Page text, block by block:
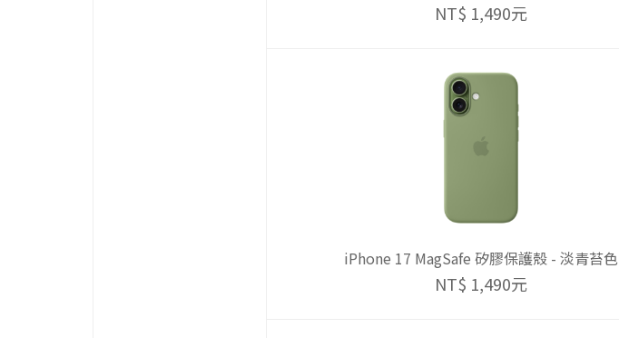
NT$ 1,490元
iPhone 17 MagSafe 矽膠保護殼 - 淡青苔色
NT$ 1,490元